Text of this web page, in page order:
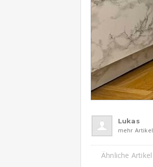
Lukas
mehr Artikel
Ähnliche Artikel